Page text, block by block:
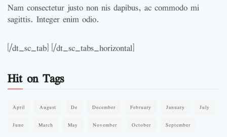
Nam consectetur justo non nis dapibus, ac commodo mi
sagittis. Integer enim odio.
[/dt_sc_tab] [/dt_sc_tabs_horizontal]
Hit on Tags
April August De December February January July
June March May November October September